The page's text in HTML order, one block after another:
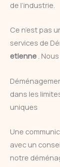
de l’industrie.
Ce n’est pas
services de
etienne .
dans les
uniques
Une
avec un
notre